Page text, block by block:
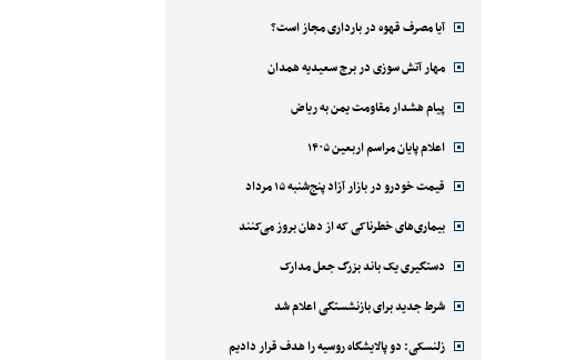
آیا مصرف قهوه در بارداری مجاز است؟
مهار آتش سوزی در برج سعیدیه همدان
پیام هشدار مقاومت یمن به ریاض
اعلام پایان مراسم اربعین ۱۴۰۵
قیمت خودرو در بازار آزاد پنج‌شنبه ۱۵ مرداد
بیماری‌های خطرناکی که از دهان بروز می‌کنند
دستگیری یک باند بزرگ جعل مدارک
شرط جدید برای بازنشستگی اعلام شد
زلنسکی: دو پالایشگاه روسیه را هدف قرار دادیم